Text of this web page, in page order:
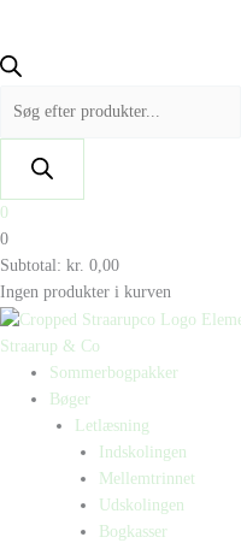
0
0
Subtotal: kr. 0,00
Ingen produkter i kurven
Straarup & Co
Sommerbogpakker
Bøger
Letlæsning
Indskolingen
Mellemtrinnet
Udskolingen
Bogkasser